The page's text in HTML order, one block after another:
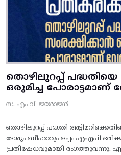
തൊഴിലുറപ്പ്
ഒരുമിച്ച പോരാട്ടമാണ്
സ. എം വി ജയരാജൻ
തൊഴിലുറപ്പ് പദ്ധതി
ദേശും ബീഹാറും ഒപ്പം എഎപി
പ്രതിഷേധവുമായി രംഗത്തുവന്നു.